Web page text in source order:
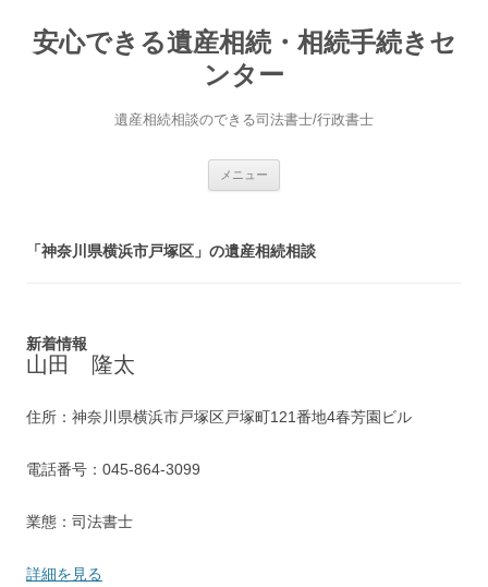
安心できる遺産相続・相続手続きセ
ンター
遺産相続相談のできる司法書士/行政書士
メニュー
へ
ス
「神奈川県横浜市戸塚区」の遺産相続相談
新着情報
山田 隆太
住所：神奈川県横浜市戸塚区戸塚町121番地4春芳園ビル
電話番号：045-864-3099
業態：司法書士
詳細を見る